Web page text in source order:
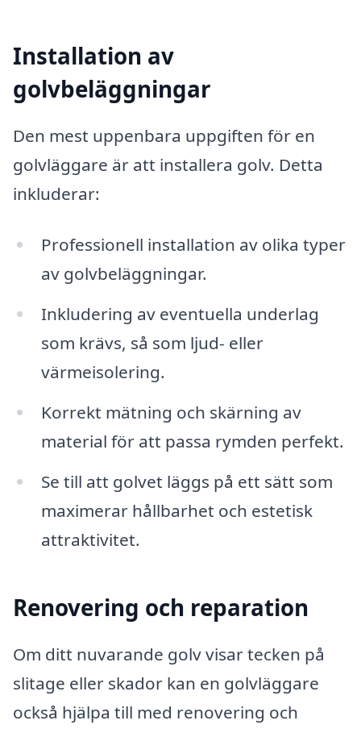
Installation av
golvbeläggningar
Den mest uppenbara uppgiften för en
golvläggare är att installera golv. Detta
inkluderar:
Professionell installation av olika typer
av golvbeläggningar.
Inkludering av eventuella underlag
som krävs, så som ljud- eller
värmeisolering.
Korrekt mätning och skärning av
material för att passa rymden perfekt.
Se till att golvet läggs på ett sätt som
maximerar hållbarhet och estetisk
attraktivitet.
Renovering och reparation
Om ditt nuvarande golv visar tecken på
slitage eller skador kan en golvläggare
också hjälpa till med renovering och